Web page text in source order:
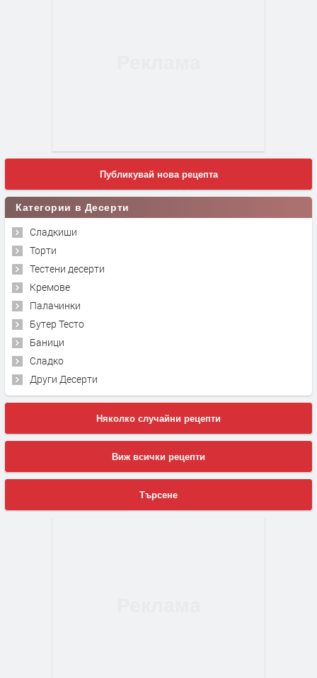
Публикувай нова рецепта
Категории в Десерти
Сладкиши
Торти
Тестени десерти
Кремове
Палачинки
Бутер Тесто
Баници
Сладко
Други Десерти
Няколко случайни рецепти
Виж всички рецепти
Търсене